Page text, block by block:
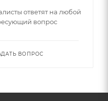
ответят на любой
вопрос
ВОПРОС